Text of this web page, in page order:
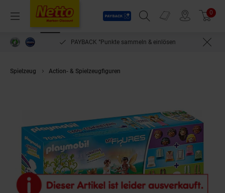
Menü
Payback
Suchfeld einblenden
Prospekte 0
PAYBACK °Punkte sammeln & einlösen
Spielzeug Action- & Spielzeugfiguren